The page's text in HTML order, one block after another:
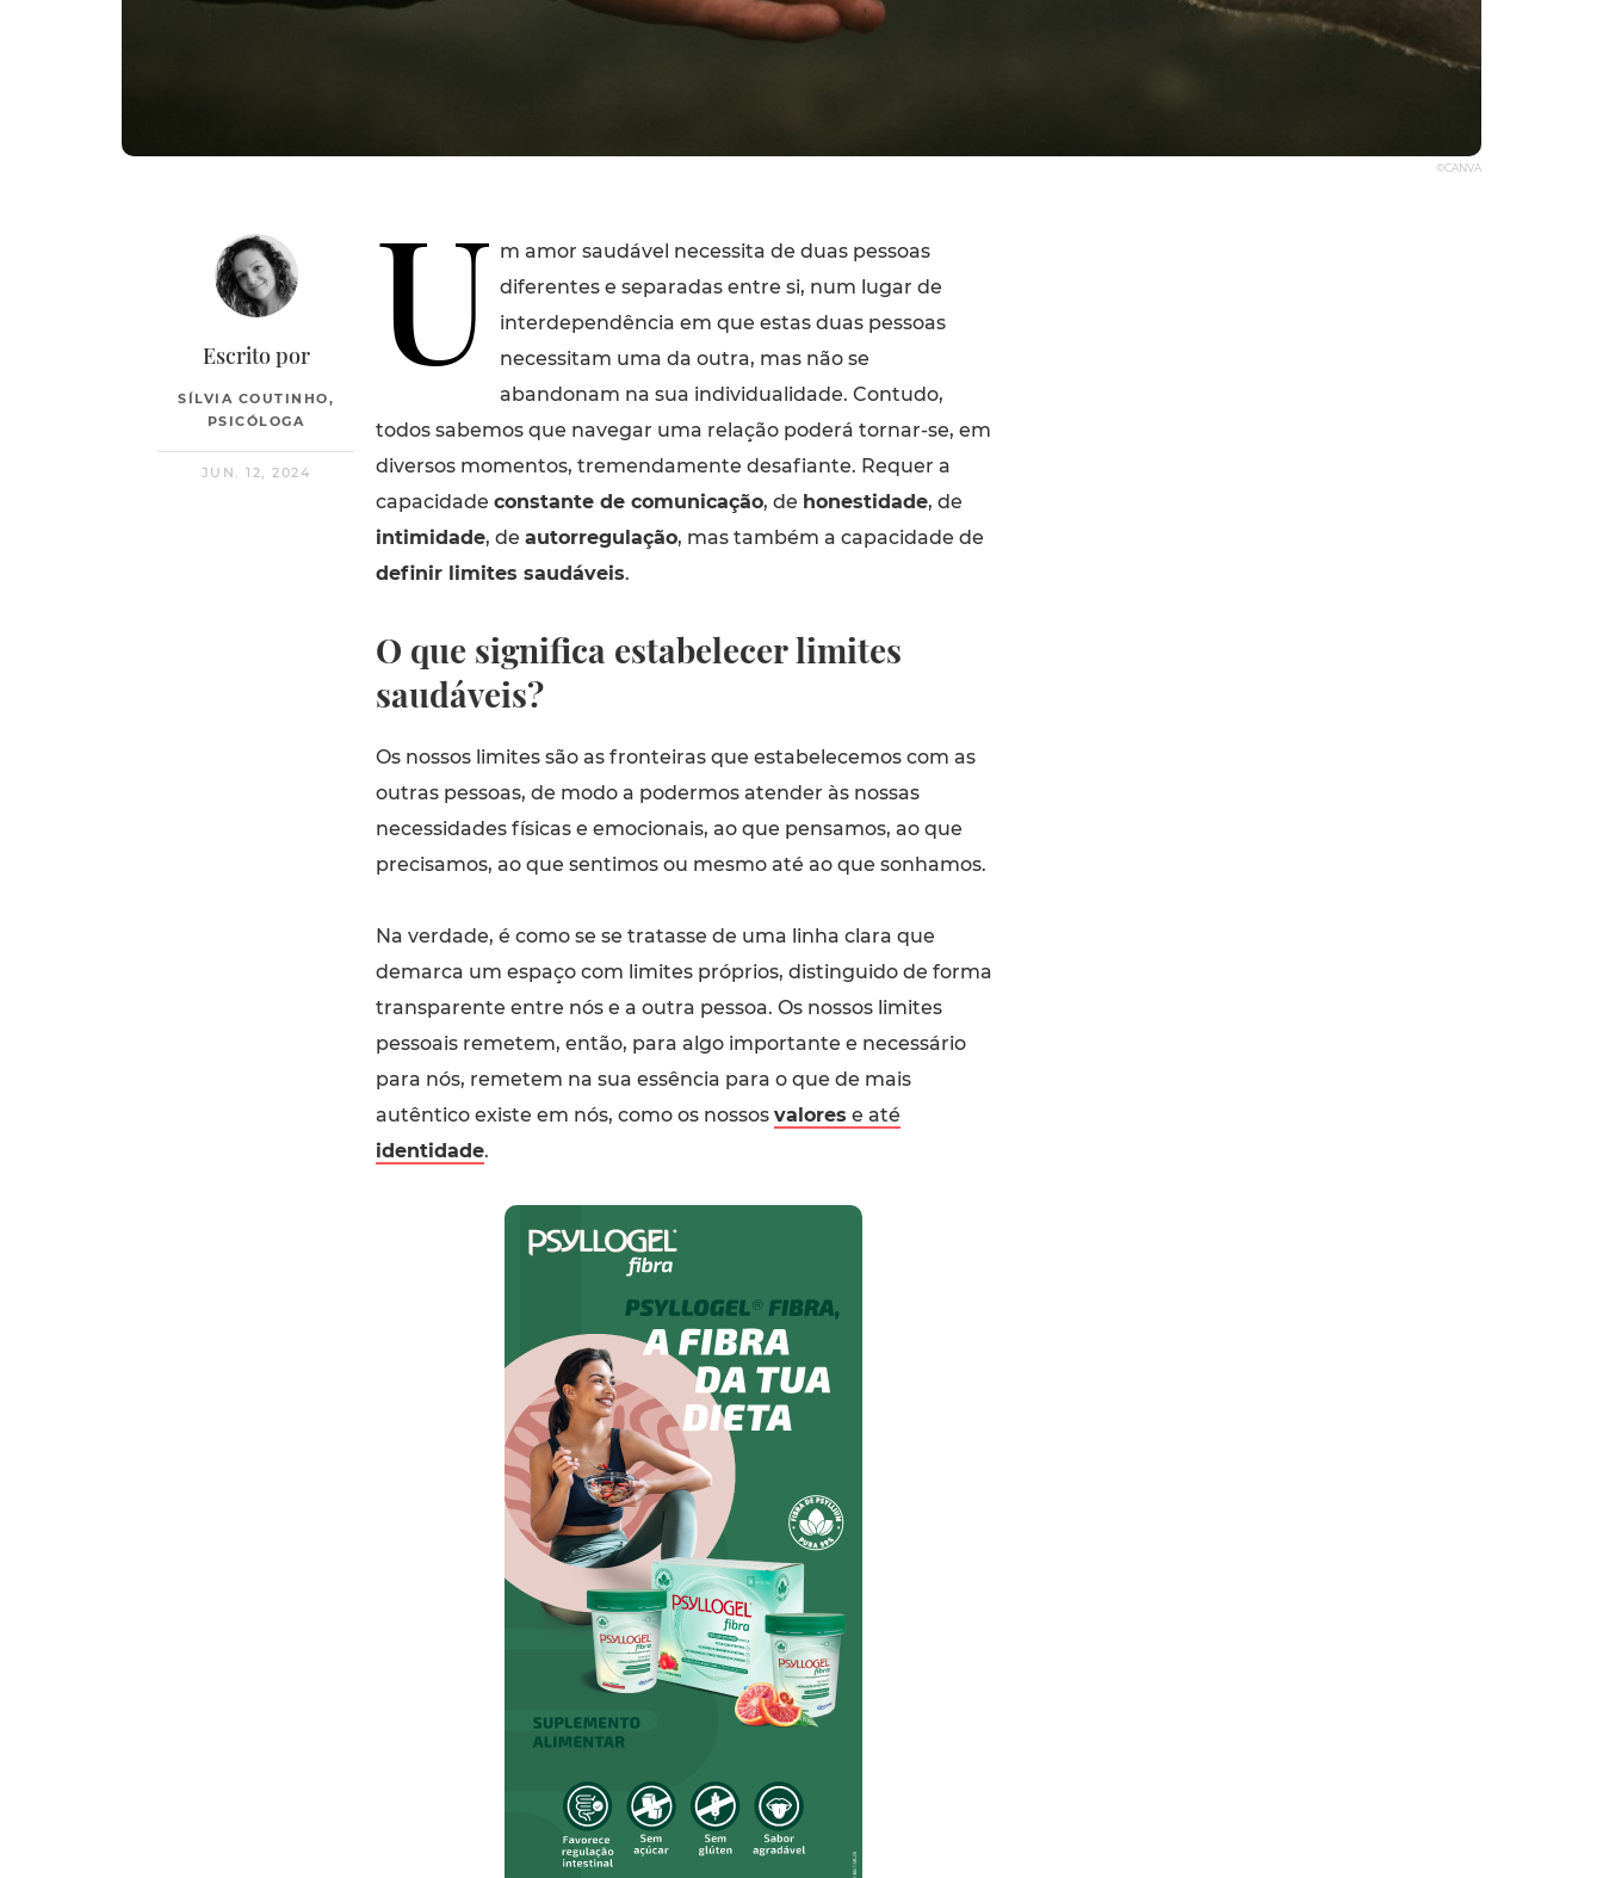
©CANVA
Escrito por
SÍLVIA COUTINHO,
PSICÓLOGA
JUN. 12, 2024
U m amor saudável necessita de duas pessoas
diferentes e separadas entre si, num lugar de
interdependência em que estas duas pessoas
necessitam uma da outra, mas não se
abandonam na sua individualidade. Contudo,
todos sabemos que navegar uma relação poderá tornar-se, em
diversos momentos, tremendamente desafiante. Requer a
capacidade constante de comunicação, de honestidade, de
intimidade, de autorregulação, mas também a capacidade de
definir limites saudáveis.
O que significa estabelecer limites
saudáveis?
Os nossos limites são as fronteiras que estabelecemos com as
outras pessoas, de modo a podermos atender às nossas
necessidades físicas e emocionais, ao que pensamos, ao que
precisamos, ao que sentimos ou mesmo até ao que sonhamos.
Na verdade, é como se se tratasse de uma linha clara que
demarca um espaço com limites próprios, distinguido de forma
transparente entre nós e a outra pessoa. Os nossos limites
pessoais remetem, então, para algo importante e necessário
para nós, remetem na sua essência para o que de mais
autêntico existe em nós, como os nossos valores e até
identidade.